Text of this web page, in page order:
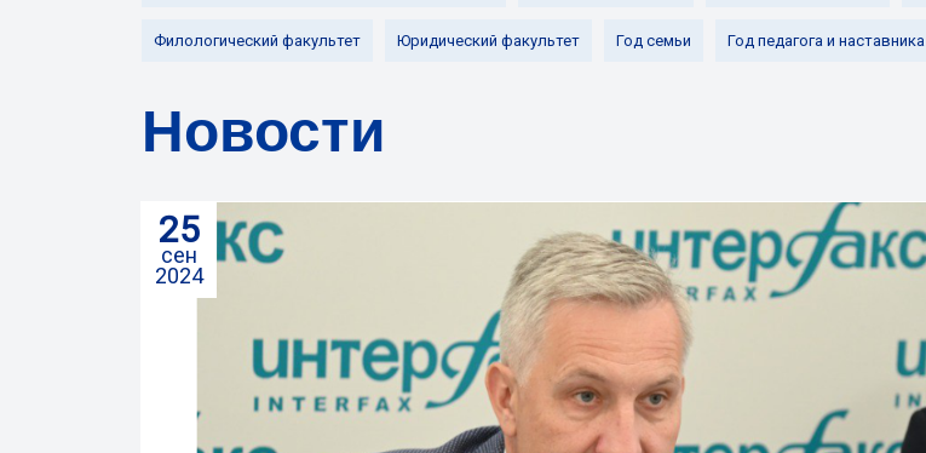
Филологический факультет Юридический факультет Год семьи Год педагога и наставника
Новости
25
сен
2024